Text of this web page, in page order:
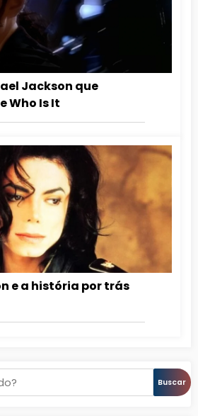
Jackson que
Who Is It
e a história por trás
Buscar